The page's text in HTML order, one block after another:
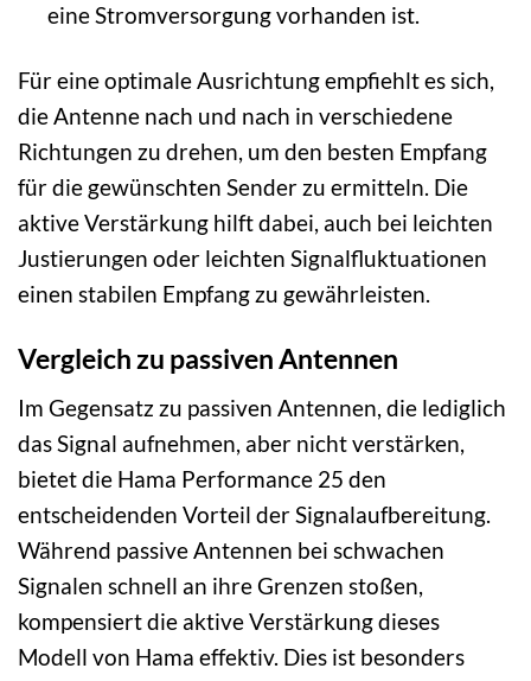
eine Stromversorgung vorhanden ist.
Für eine optimale Ausrichtung empfiehlt es sich,
die Antenne nach und nach in verschiedene
Richtungen zu drehen, um den besten Empfang
für die gewünschten Sender zu ermitteln. Die
aktive Verstärkung hilft dabei, auch bei leichten
Justierungen oder leichten Signalfluktuationen
einen stabilen Empfang zu gewährleisten.
Vergleich zu passiven Antennen
Im Gegensatz zu passiven Antennen, die lediglich
das Signal aufnehmen, aber nicht verstärken,
bietet die Hama Performance 25 den
entscheidenden Vorteil der Signalaufbereitung.
Während passive Antennen bei schwachen
Signalen schnell an ihre Grenzen stoßen,
kompensiert die aktive Verstärkung dieses
Modell von Hama effektiv. Dies ist besonders